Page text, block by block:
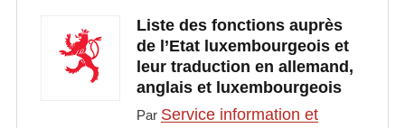
Liste des fonctions auprès
de l’Etat luxembourgeois et
leur traduction en allemand,
anglais et luxembourgeois
Par Service information et